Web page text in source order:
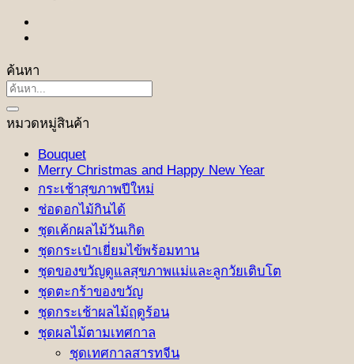
ค้นหา
ค้นหา:
หมวดหมู่สินค้า
Bouquet
Merry Christmas and Happy New Year
กระเช้าสุขภาพปีใหม่
ช่อดอกไม้กินได้
ชุดเค้กผลไม้วันเกิด
ชุดกระเป๋าเยี่ยมไข้พร้อมทาน
ชุดของขวัญดูแลสุขภาพแม่และลูกวัยเติบโต
ชุดตะกร้าของขวัญ
ชุดกระเช้าผลไม้ฤดูร้อน
ชุดผลไม้ตามเทศกาล
ชุดเทศกาลสารทจีน